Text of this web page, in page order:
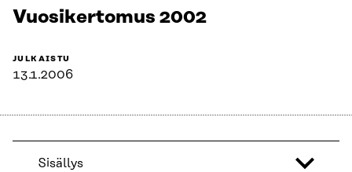
Vuosikertomus 2002
JULKAISTU
13.1.2006
Sisällys